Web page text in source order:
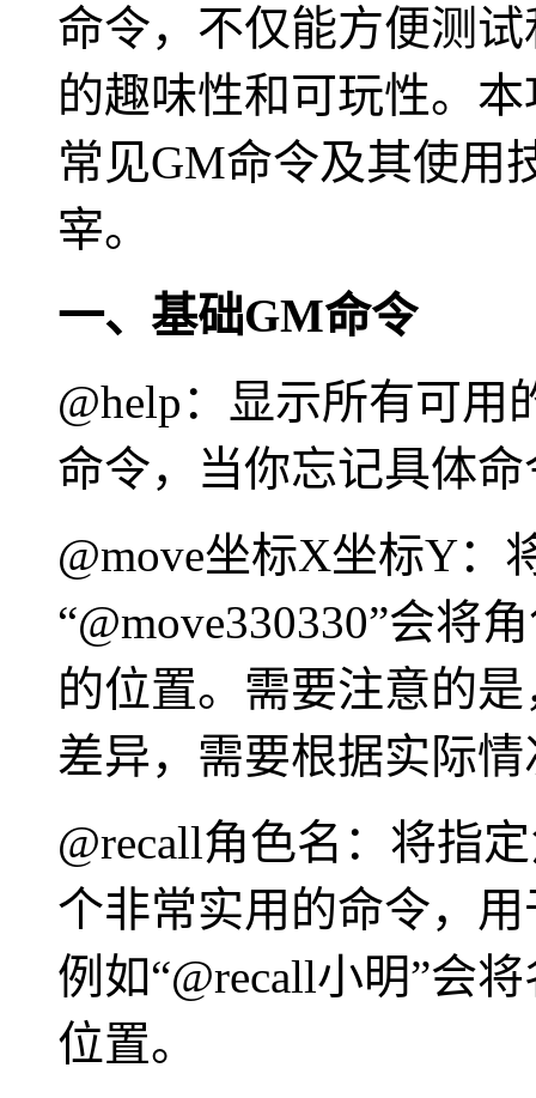
命令，不仅能方便测
的趣味性和可玩性。
常见GM命令及其使用
宰。
一、基础GM命令
@help：显示所有可
命令，当你忘记具体
@move坐标X坐标Y：
“@move330330”会将
的位置。需要注意的
差异，需要根据实际
@recall角色名：将指
个非常实用的命令，
例如“@recall小明”会
位置。